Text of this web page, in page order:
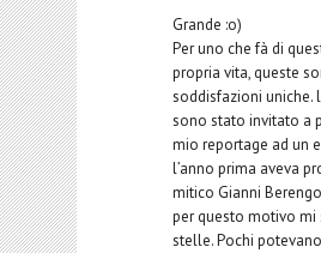
Grande :o)
Per uno che fà di
propria vita, queste
soddisfazioni uniche.
sono stato invitato a
mio reportage ad un
l’anno prima aveva
mitico Gianni
per questo motivo mi
stelle. Pochi